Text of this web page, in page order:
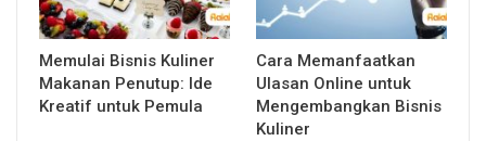
Memulai Bisnis Kuliner
Makanan Penutup: Ide
Kreatif untuk Pemula
Cara Memanfaatkan
Ulasan Online untuk
Mengembangkan Bisnis
Kuliner